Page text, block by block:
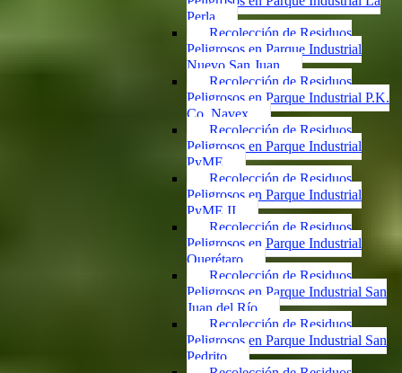
Perla
Recolección de Residuos
Peligrosos en Parque Industrial
Nuevo San Juan
Recolección de Residuos
Peligrosos en Parque Industrial P.K.
Co. Navex
Recolección de Residuos
Peligrosos en Parque Industrial
PyME
Recolección de Residuos
Peligrosos en Parque Industrial
PyME II
Recolección de Residuos
Peligrosos en Parque Industrial
Querétaro
Recolección de Residuos
Peligrosos en Parque Industrial San
Juan del Río
Recolección de Residuos
Peligrosos en Parque Industrial San
Pedrito